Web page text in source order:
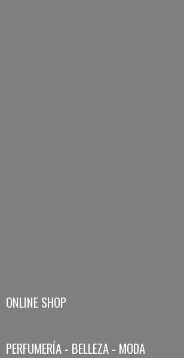
ONLINE SHOP
PERFUMERÍA - BELLEZA - MODA